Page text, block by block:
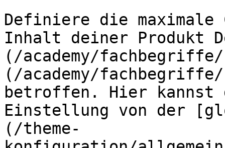
Definiere die
Inhalt deiner Produkt
(/academy/
(/academy/
betroffen. Hier kannst
Einstellung von der
(/theme-